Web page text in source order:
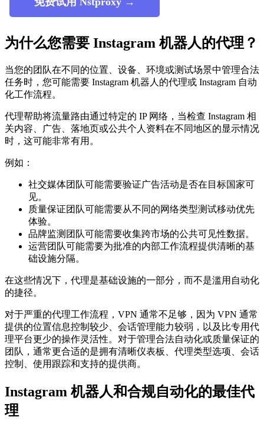
为什么您需要 Instagram 机器人的代理？
当您的团队在不同的位置、设备、环境或测试场景中管理合法
任务时，您可能需要 Instagram 机器人的代理或 Instagram 自动
化工作流程。
代理帮助将流量路由通过特定的 IP 网络，当检查 Instagram 相
关内容、广告、落地页或公共个人资料在不同地区的显示情况
时，这可能非常有用。
例如：
社交媒体团队可能需要验证广告活动是否在目标国家可
见。
质量保证团队可能需要从不同的网络类型测试移动优先
体验。
品牌监测团队可能需要收集跨市场的公共可见性数据。
运营团队可能需要为批准的内部工作流程提供清晰的基
础设施分隔。
在这些情况下，代理是基础设施的一部分，而不是滥用自动化
的捷径。
对于严重的代理工作流程，VPN 通常不足够，因为 VPN 通常
提供的位置信息控制较少、会话管理能力较弱，以及比专用代
理平台更少的操作灵活性。对于管理合法自动化或质量保证的
团队，通常更合适的是拥有清晰仪表板、代理类型选项、会话
控制、使用跟踪和支持的提供商。
Instagram 机器人和合规自动化的最佳代
理